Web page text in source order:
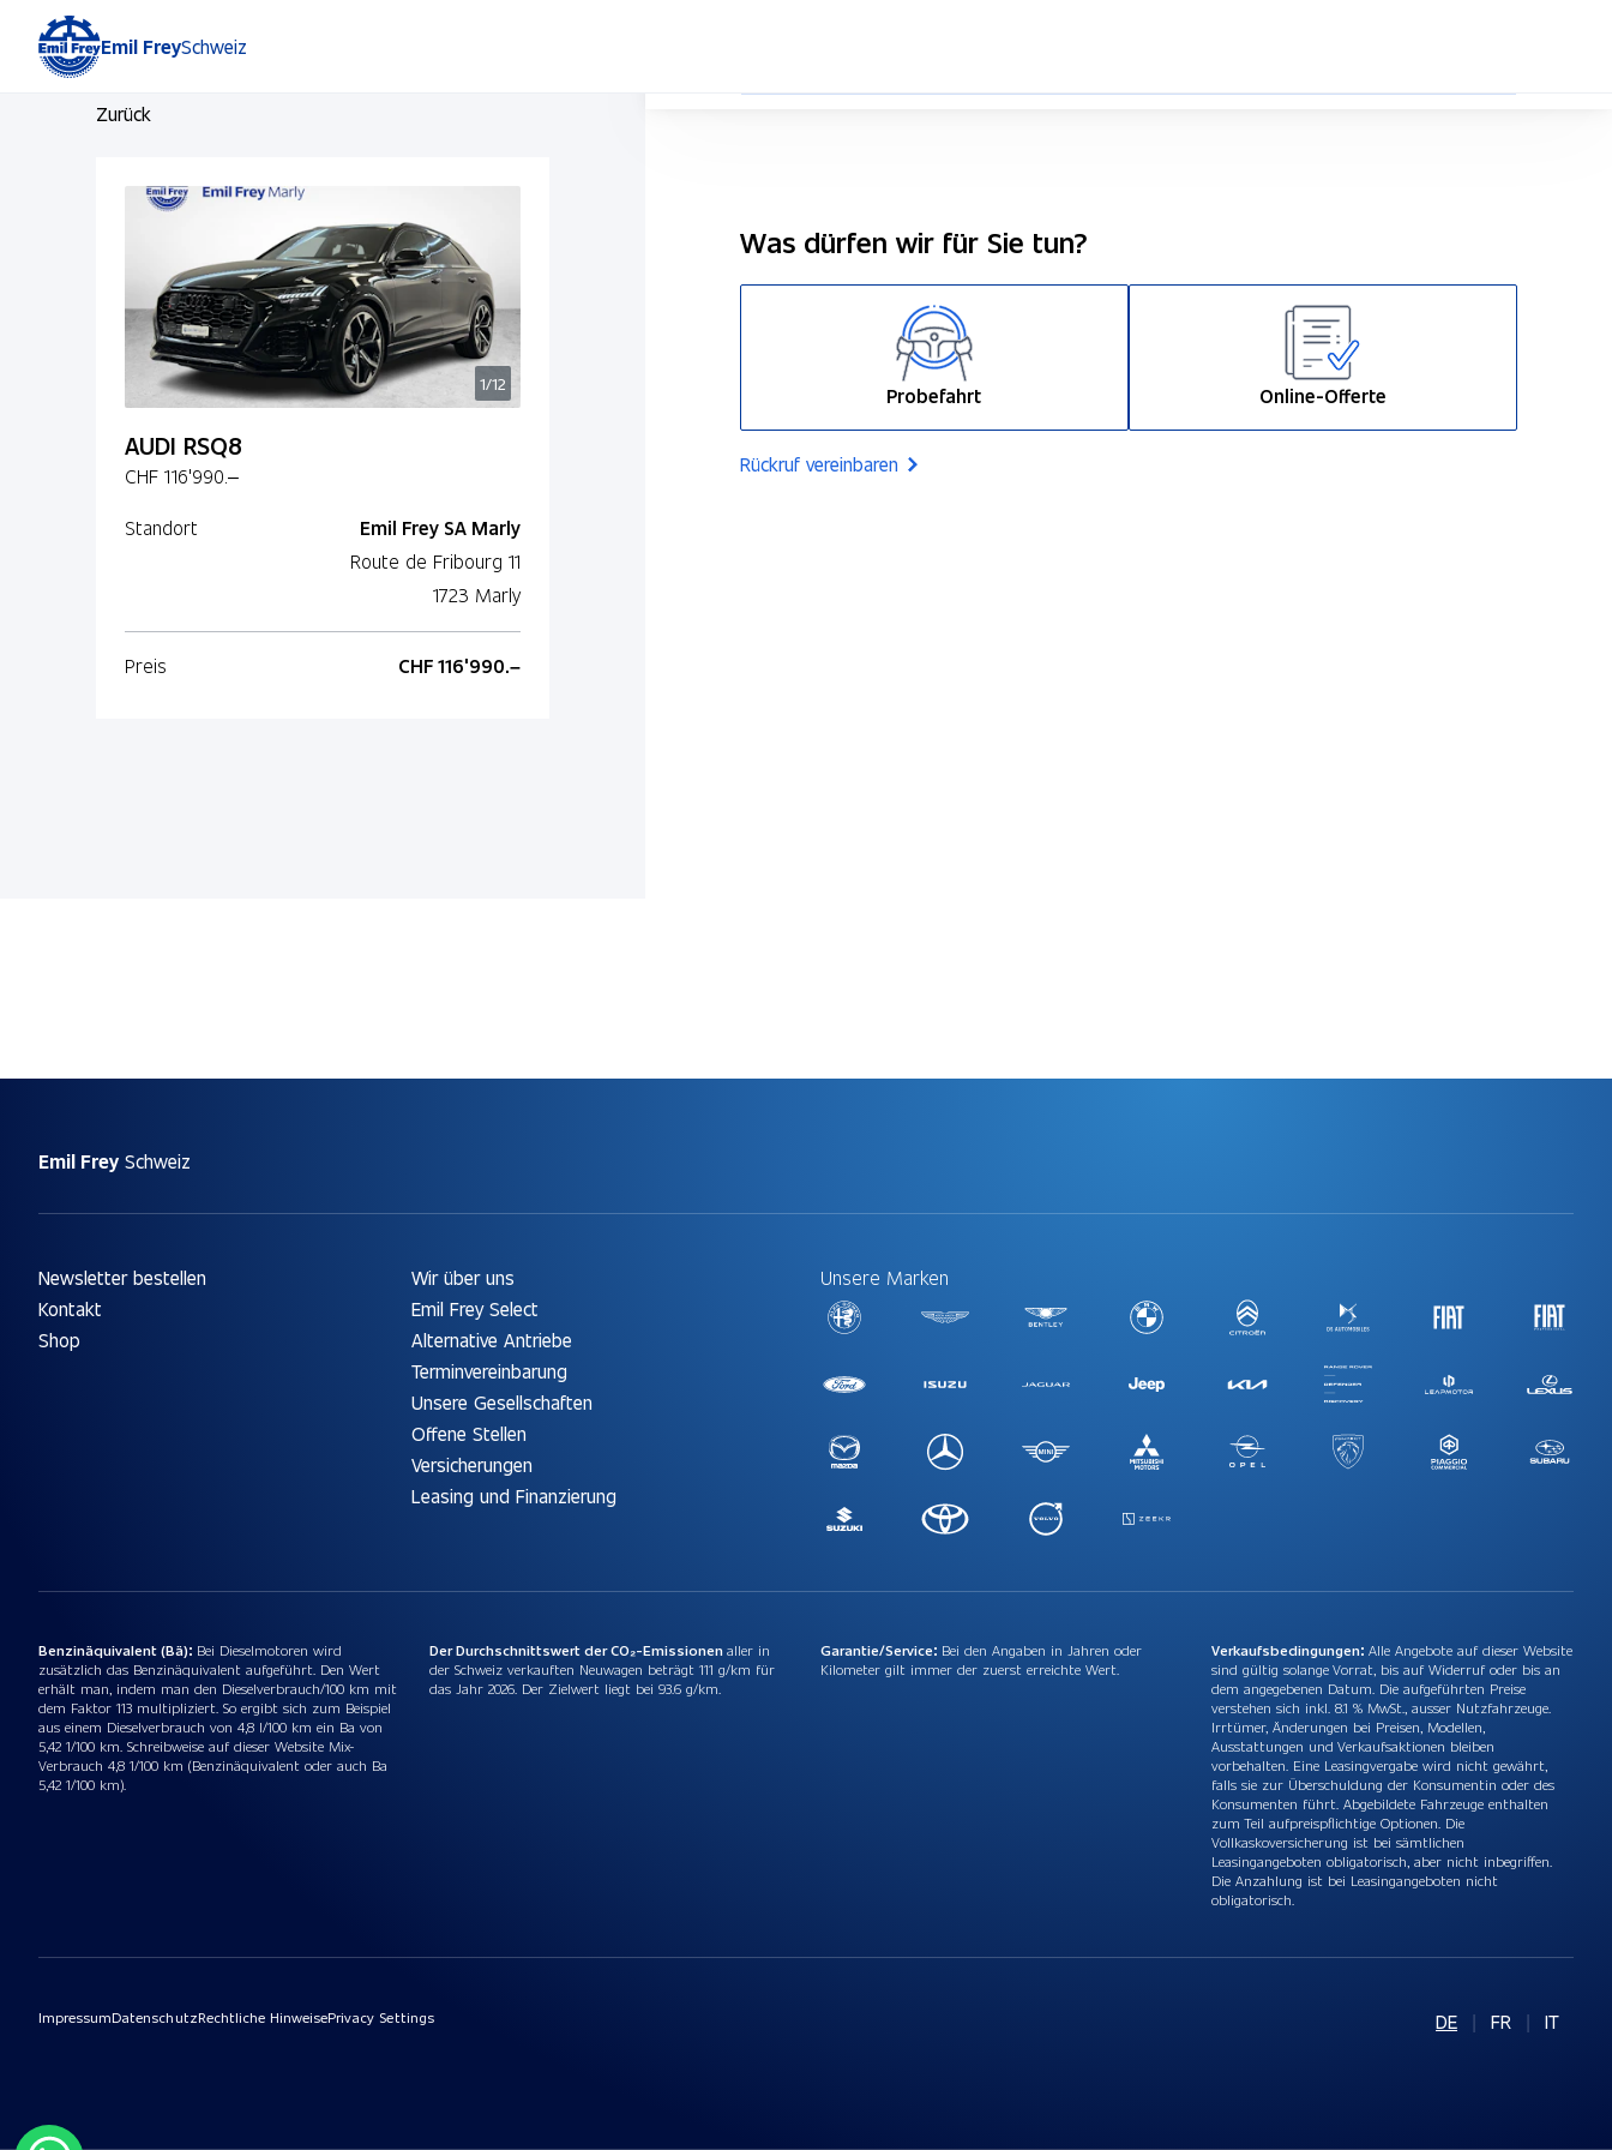
Emil FreySchweiz
Zurück
1/12
AUDI RSQ8
CHF 116'990.–
Standort
Emil Frey SA Marly
Route de Fribourg 11
1723 Marly
Preis CHF 116'990.–
Was dürfen wir für Sie tun?
Probefahrt Online-Offerte
Rückruf vereinbaren
Emil Frey Schweiz
Newsletter bestellen
Kontakt
Shop
Wir über uns
Emil Frey Select
Alternative Antriebe
Terminvereinbarung
Unsere Gesellschaften
Offene Stellen
Versicherungen
Leasing und Finanzierung
Unsere Marken
Benzinäquivalent (Bä): Bei Dieselmotoren wird
zusätzlich das Benzinäquivalent aufgeführt. Den Wert
erhält man, indem man den Dieselverbrauch/100 km mit
dem Faktor 113 multipliziert. So ergibt sich zum Beispiel
aus einem Dieselverbrauch von 4,8 l/100 km ein Ba von
5,42 1/100 km. Schreibweise auf dieser Website Mix-
Verbrauch 4,8 1/100 km (Benzinäquivalent oder auch Ba
5,42 1/100 km).
Der Durchschnittswert der CO₂-Emissionenaller in
der Schweiz verkauften Neuwagen beträgt 111 g/km für
das Jahr 2026. Der Zielwert liegt bei 93.6 g/km.
Garantie/Service: Bei den Angaben in Jahren oder
Kilometer gilt immer der zuerst erreichte Wert.
Verkaufsbedingungen: Alle Angebote auf dieser Website
sind gültig solange Vorrat, bis auf Widerruf oder bis an
dem angegebenen Datum. Die aufgeführten Preise
verstehen sich inkl. 8.1 % MwSt., ausser Nutzfahrzeuge.
Irrtümer, Änderungen bei Preisen, Modellen,
Ausstattungen und Verkaufsaktionen bleiben
vorbehalten. Eine Leasingvergabe wird nicht gewährt,
falls sie zur Überschuldung der Konsumentin oder des
Konsumenten führt. Abgebildete Fahrzeuge enthalten
zum Teil aufpreispflichtige Optionen. Die
Vollkaskoversicherung ist bei sämtlichen
Leasingangeboten obligatorisch, aber nicht inbegriffen.
Die Anzahlung ist bei Leasingangeboten nicht
obligatorisch.
ImpressumDatenschutzRechtliche HinweisePrivacy Settings DE | FR | IT